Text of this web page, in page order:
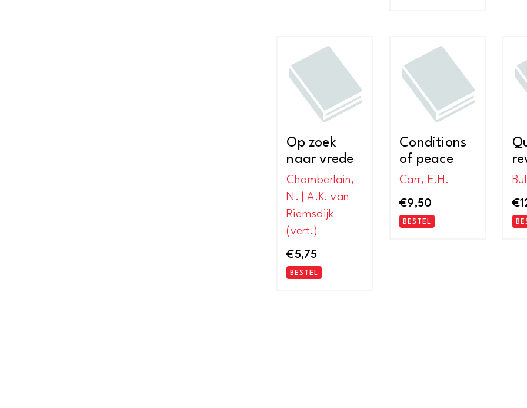
Op zoek
naar vrede
Chamberlain,
N. | A.K. van
Riemsdijk
(vert.)
€5,75
BESTEL
Conditions
of peace
Carr, E.H.
€9,50
BESTEL
€